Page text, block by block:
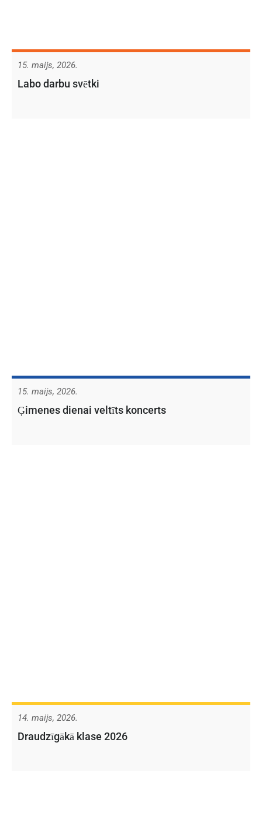
15. maijs, 2026.
Labo darbu svētki
15. maijs, 2026.
Ģimenes dienai veltīts koncerts
14. maijs, 2026.
Draudzīgākā klase 2026